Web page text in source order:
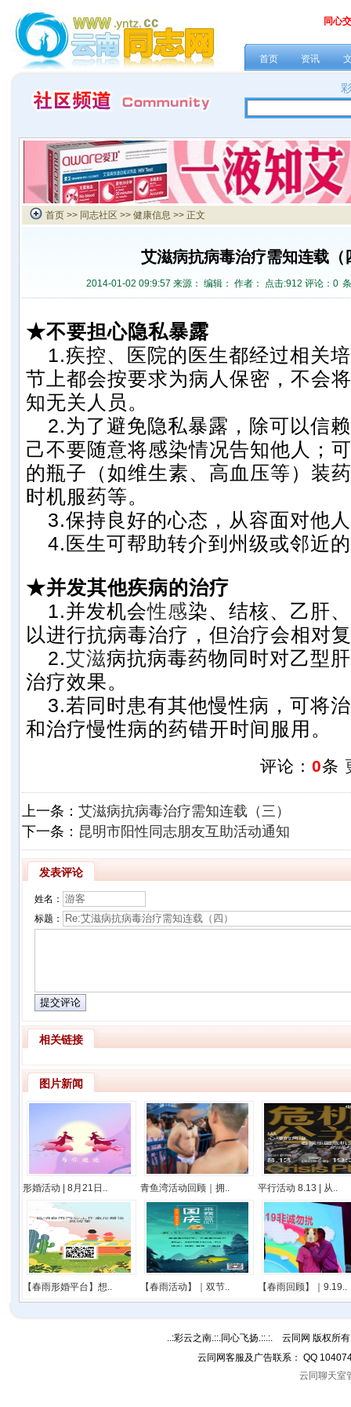
同心
首页 资讯
首页 >> 同志社区 >> 健康信息 >> 正文
艾滋病抗病毒治疗需知连载（
2014-01-02 09:9:57 来源： 编辑： 作者： 点击:912 评论： 0
★不要担心隐私暴露
1.疾控、医院的医生都经过相关
节上都会按要求为病人保密，不会
知无关人员。
2.为了避免隐私暴露，除可以信
己不要随意将感染情况告知他人；
的瓶子（如维生素、高血压等）装
时机服药等。
3.保持良好的心态，从容面对他
4. 医生可帮助转介到州级或邻近
★并发其他疾病的治疗
1.并发机会性感染、结核、乙肝
以进行抗病毒治疗，但治疗会相对
2.艾滋病抗病毒药物同时对乙型
治疗效果。
3.若同时患有其他慢性病，可将
和治疗慢性病的药错开时间服用。
评论： 0条
上一条： 艾滋病抗病毒治疗需知连载（三）
下一条： 昆明市阳性同志朋友互助活动通知
发表评论
姓名：
标题：
相关链接
图片新闻
形婚活动 | 8月21日.. 青鱼湾活动回顾｜拥.. 平行活动 8.13 | 从..
【春雨形婚平台】想.. 【春雨活动】｜双节.. 【春雨回顾】｜9.19..
..:彩云之南.::.同心飞扬.::.:. 云同网 版权所
云同网客服及广告联系： QQ
云同聊天室